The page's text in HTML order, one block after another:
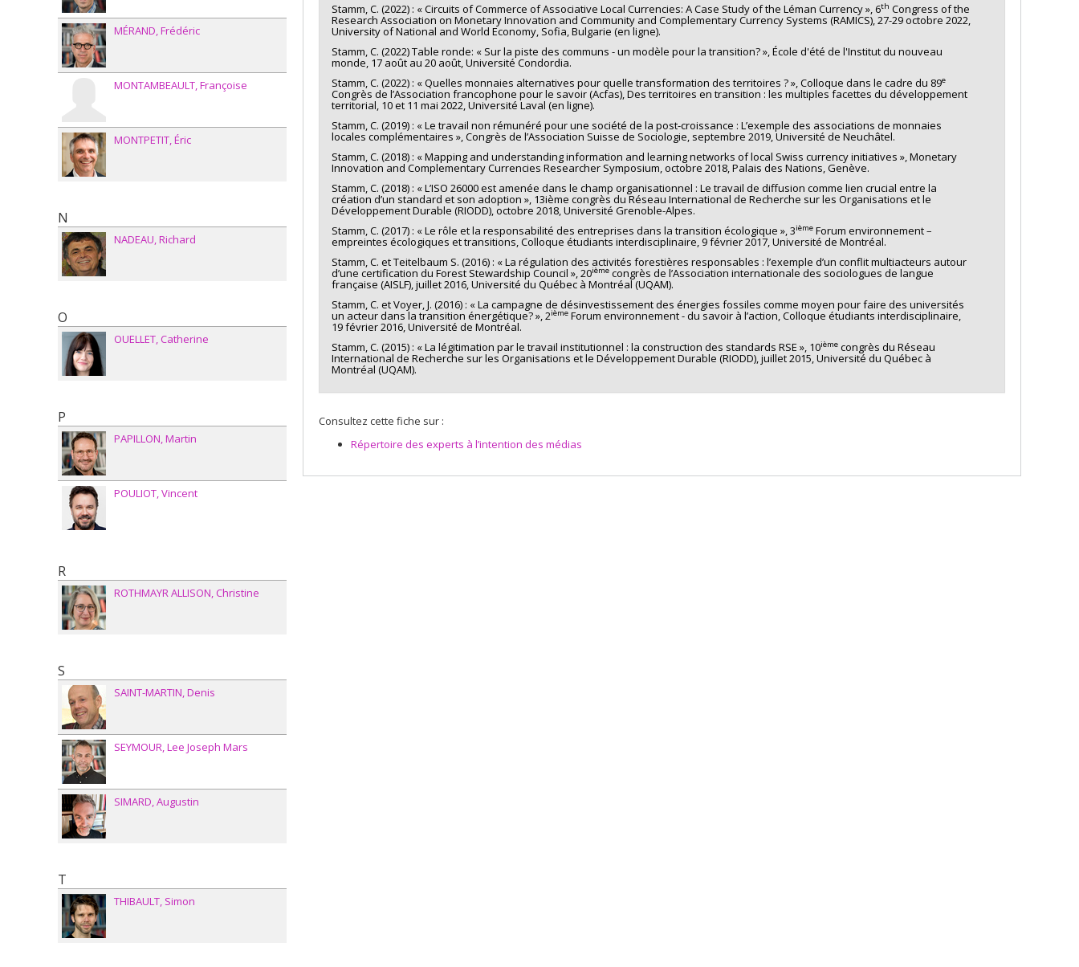
Stamm, C. (2022) : « Circuits of Commerce of Associative Local Currencies: A Case Study of the Léman Currency », 6th Congress of the
Research Association on Monetary Innovation and Community and Complementary Currency Systems (RAMICS), 27-29 octobre 2022,
University of National and World Economy, Sofia, Bulgarie (en ligne).
Stamm, C. (2022) Table ronde: « Sur la piste des communs - un modèle pour la transition? », École d'été de l'Institut du nouveau
monde, 17 août au 20 août, Université Condordia.
Stamm, C. (2022) : « Quelles monnaies alternatives pour quelle transformation des territoires ? », Colloque dans le cadre du 89e
Congrès de l’Association francophone pour le savoir (Acfas), Des territoires en transition : les multiples facettes du développement
territorial, 10 et 11 mai 2022, Université Laval (en ligne).
Stamm, C. (2019) : « Le travail non rémunéré pour une société de la post-croissance : L’exemple des associations de monnaies
locales complémentaires », Congrès de l’Association Suisse de Sociologie, septembre 2019, Université de Neuchâtel.
Stamm, C. (2018) : « Mapping and understanding information and learning networks of local Swiss currency initiatives », Monetary
Innovation and Complementary Currencies Researcher Symposium, octobre 2018, Palais des Nations, Genève.
Stamm, C. (2018) : « L’ISO 26000 est amenée dans le champ organisationnel : Le travail de diffusion comme lien crucial entre la
création d’un standard et son adoption », 13ième congrès du Réseau International de Recherche sur les Organisations et le
Développement Durable (RIODD), octobre 2018, Université Grenoble-Alpes.
Stamm, C. (2017) : « Le rôle et la responsabilité des entreprises dans la transition écologique », 3ième Forum environnement –
empreintes écologiques et transitions, Colloque étudiants interdisciplinaire, 9 février 2017, Université de Montréal.
Stamm, C. et Teitelbaum S. (2016) : « La régulation des activités forestières responsables : l’exemple d’un conflit multiacteurs autour
d’une certification du Forest Stewardship Council », 20ième congrès de l’Association internationale des sociologues de langue
française (AISLF), juillet 2016, Université du Québec à Montréal (UQAM).
Stamm, C. et Voyer, J. (2016) : « La campagne de désinvestissement des énergies fossiles comme moyen pour faire des universités
un acteur dans la transition énergétique? », 2ième Forum environnement - du savoir à l’action, Colloque étudiants interdisciplinaire,
19 février 2016, Université de Montréal.
Stamm, C. (2015) : « La légitimation par le travail institutionnel : la construction des standards RSE », 10ième congrès du Réseau
International de Recherche sur les Organisations et le Développement Durable (RIODD), juillet 2015, Université du Québec à
Montréal (UQAM).
Consultez cette fiche sur :
Répertoire des experts à l’intention des médias
MÉRAND Frédéric
MONTAMBEAULT Françoise
MONTPETIT Éric
N
NADEAU Richard
O
OUELLET Catherine
P
PAPILLON Martin
POULIOT Vincent
R
ROTHMAYR ALLISON Christine
S
SAINT-MARTIN Denis
SEYMOUR Lee Joseph Mars
SIMARD Augustin
T
THIBAULT Simon